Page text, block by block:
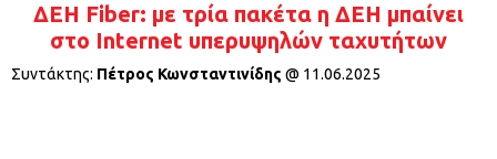
ΔΕΗ Fiber: με τρία πακέτα η ΔΕΗ μπαίνει
στο Internet υπερυψηλών ταχυτήτων
Συντάκτης: Πέτρος Κωνσταντινίδης @ 11.06.2025